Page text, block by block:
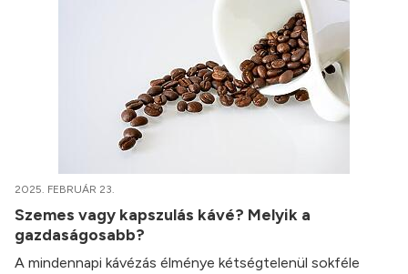
2025. FEBRUÁR 23.
Szemes vagy kapszulás kávé? Melyik a
gazdaságosabb?
A mindennapi kávézás élménye kétségtelenül sokféle